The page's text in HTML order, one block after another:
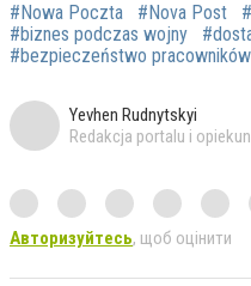
#Nowa Poczta #Nova Post
#biznes podczas wojny
#bezpieczeństwo pracowników
Yevhen Rudnytskyi
Redakcja portalu i
Авторизуйтесь, щоб оцінити